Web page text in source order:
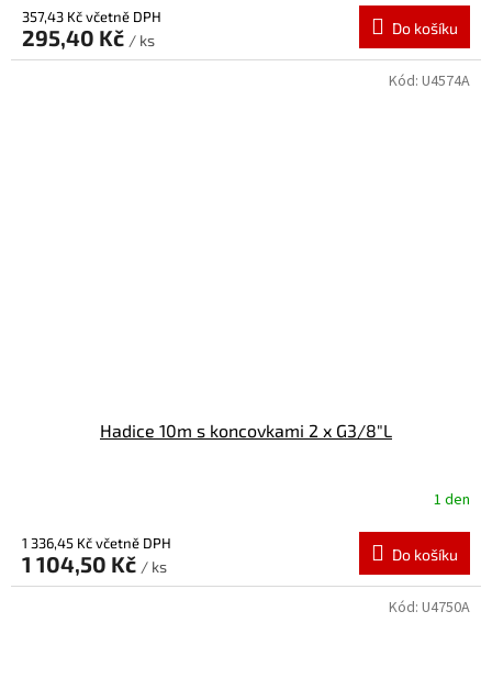
357,43 Kč včetně DPH
295,40 Kč / ks
Do košíku
Hadice 10m s koncovkami 2 x G3/8"L
1 den
1 336,45 Kč včetně DPH
1 104,50 Kč / ks
Do košíku
Kód: U4574A
Kód: U4750A